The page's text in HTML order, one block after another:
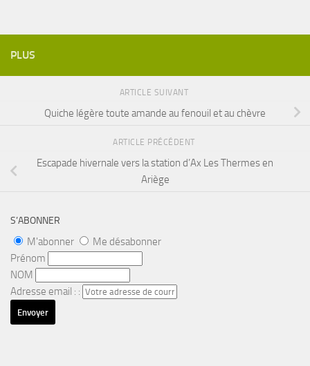
PLUS
ARTICLE SUIVANT
Quiche légère toute amande au fenouil et au chèvre
ARTICLE PRÉCÉDENT
Escapade hivernale vers la station d’Ax Les Thermes en
Ariège
S’ABONNER
M'abonner
Me désabonner
Prénom
NOM
Adresse email : :